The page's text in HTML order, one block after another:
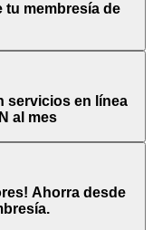
tu membresía de
servicios en línea
al mes
Ahorra desde